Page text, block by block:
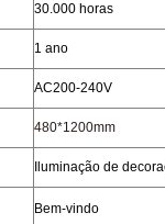
30.000 horas
1 ano
AC200-240V
480*1200mm
Iluminação de
Bem-vindo